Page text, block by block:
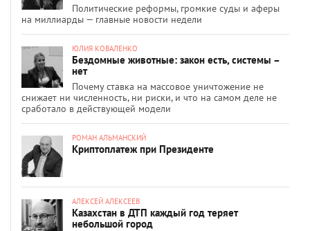
Политические реформы, громкие суды и аферы
на миллиарды — главные новости недели
ЮЛИЯ КОВАЛЕНКО
Бездомные животные: закон есть, системы –
нет
Почему ставка на массовое уничтожение не
снижает ни численность, ни риски, и что на самом деле не
сработало в действующей модели
РОМАН АЛЬМАНСКИЙ
Криптоплатеж при Президенте
АЛЕКСЕЙ АЛЕКСЕЕВ
Казахстан в ДТП каждый год теряет
небольшой город